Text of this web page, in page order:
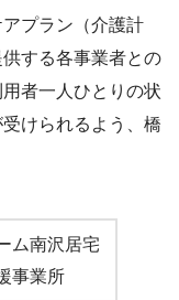
プラン（介護計
する各事業者との
者一人ひとりの状
けられるよう、橋
ム南沢居宅
事業所